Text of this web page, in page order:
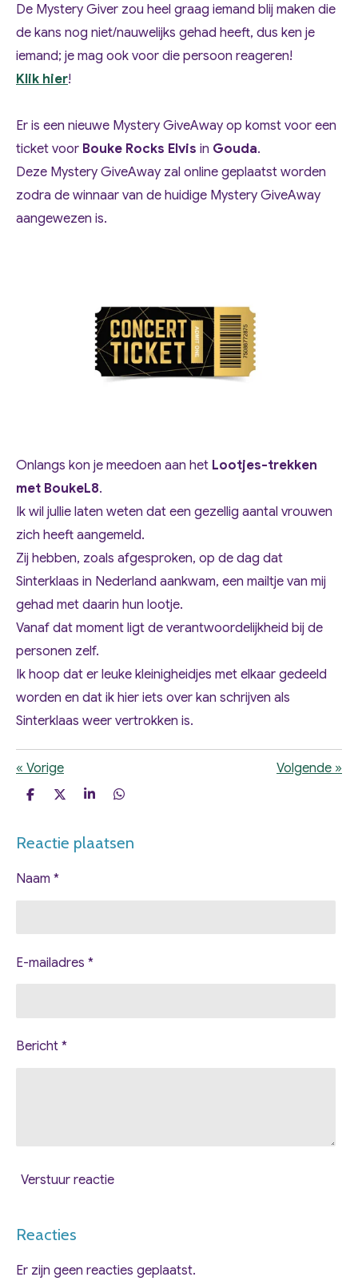
De Mystery Giver zou heel graag iemand blij maken die
de kans nog niet/nauwelijks gehad heeft, dus ken je
iemand; je mag ook voor die persoon reageren!
Klik hier!
Er is een nieuwe Mystery GiveAway op komst voor een
ticket voor Bouke Rocks Elvis in Gouda.
Deze Mystery GiveAway zal online geplaatst worden
zodra de winnaar van de huidige Mystery GiveAway
aangewezen is.
Onlangs kon je meedoen aan het Lootjes-trekken
met BoukeL8.
Ik wil jullie laten weten dat een gezellig aantal vrouwen
zich heeft aangemeld.
Zij hebben, zoals afgesproken, op de dag dat
Sinterklaas in Nederland aankwam, een mailtje van mij
gehad met daarin hun lootje.
Vanaf dat moment ligt de verantwoordelijkheid bij de
personen zelf.
Ik hoop dat er leuke kleinigheidjes met elkaar gedeeld
worden en dat ik hier iets over kan schrijven als
Sinterklaas weer vertrokken is.
« Vorige Volgende »
D
e
D
l
S
r
D
e
Reactie plaatsen
Naam *
E-mailadres *
Bericht *
Verstuur reactie
Reacties
Er zijn geen reacties geplaatst.